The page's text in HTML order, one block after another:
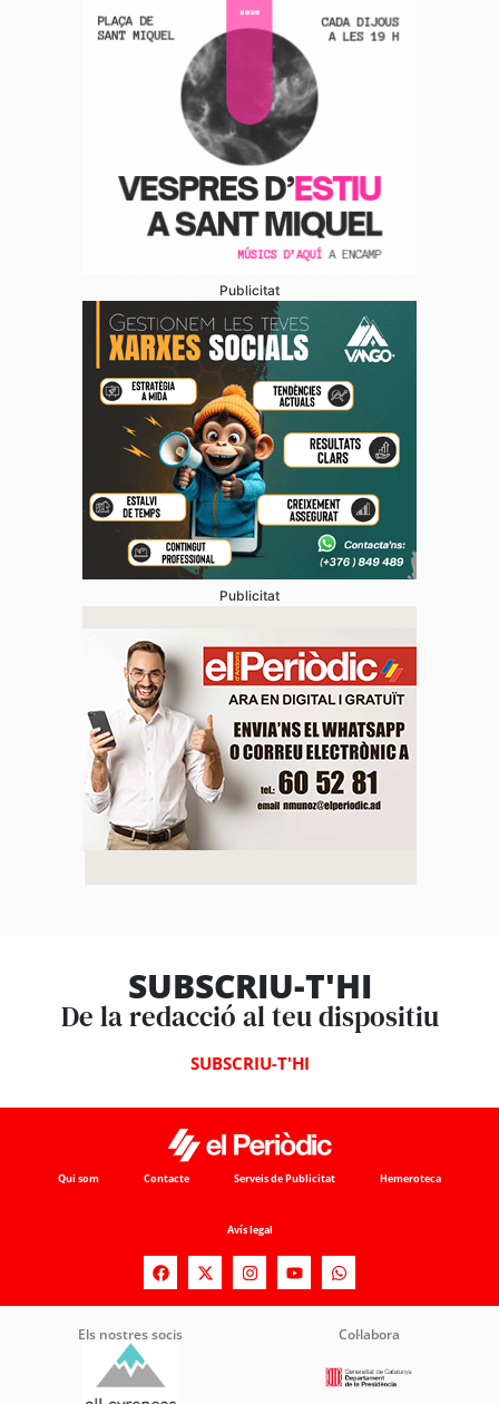
Publicitat
Publicitat
SUBSCRIU-T'HI
De la redacció al teu dispositiu
SUBSCRIU-T'HI
Qui som Contacte Serveis de Publicitat Hemeroteca
Avís legal
Els nostres socis Col·labora